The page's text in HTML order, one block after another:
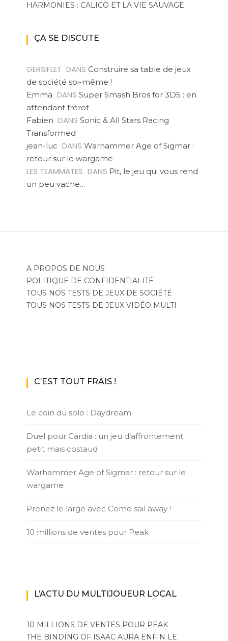
HARMONIES : CALICO ET LA VIE SAUVAGE
ÇA SE DISCUTE
GERSIFLET DANS Construire sa table de jeux
de société soi-même !
Emma DANS Super Smash Bros for 3DS : en
attendant frérot
Fabien DANS Sonic & All Stars Racing
Transformed
jean-luc DANS Warhammer Age of Sigmar :
retour sur le wargame
LES TEAMMATES DANS Pit, le jeu qui vous rend
un peu vache…
A PROPOS DE NOUS
POLITIQUE DE CONFIDENTIALITÉ
TOUS NOS TESTS DE JEUX DE SOCIÉTÉ
TOUS NOS TESTS DE JEUX VIDÉO MULTI
C’EST TOUT FRAIS !
Le coin du solo : Daydream
Duel pour Cardia : un jeu d’affrontement
petit mais costaud
Warhammer Age of Sigmar : retour sur le
wargame
Prenez le large avec Come sail away !
10 millions de ventes pour Peak
L’ACTU DU MULTIJOUEUR LOCAL
10 MILLIONS DE VENTES POUR PEAK
THE BINDING OF ISAAC AURA ENFIN LE